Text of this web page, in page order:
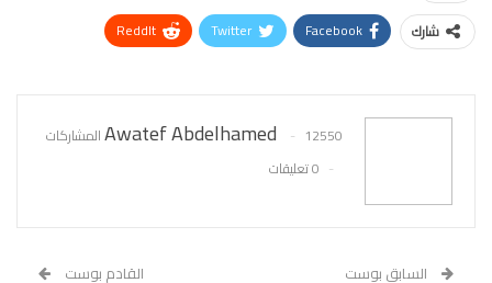
شارك Facebook
Twitter
ReddIt
Awatef Abdelhamed
12550 المشاركات
0 تعليقات
السابق بوست القادم بوست